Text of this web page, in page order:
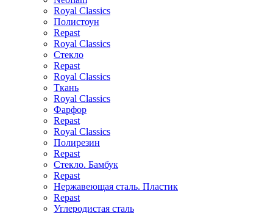
Royal Classics
Полистоун
Repast
Royal Classics
Стекло
Repast
Royal Classics
Ткань
Royal Classics
Фарфор
Repast
Royal Classics
Полирезин
Repast
Стекло. Бамбук
Repast
Нержавеющая сталь. Пластик
Repast
Углеродистая сталь